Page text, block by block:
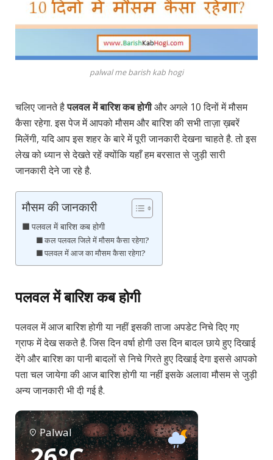
palwal me barish kab hogi
चलिए जानते हैपलवल में बारिश कब होगीऔर अगले 10 दिनों में मौसम
कैसा रहेगा. इस पेज में आपको मौसम और बारिश की सभी ताज़ा ख़बरें
मिलेंगी, यदि आप इस शहर के बारे में पूरी जानकारी देखना चाहते है. तो इस
लेख को ध्यान से देखते रहें क्योंकि यहाँ हम बरसात से जुड़ी सारी
जानकारी देने जा रहे है.
मौसम की जानकारी
पलवल में बारिश कब होगी
कल पलवल जिले में मौसम कैसा रहेगा?
पलवल में आज का मौसम कैसा रहेगा?
पलवल में बारिश कब होगी
पलवल में आज बारिश होगी या नहीं इसकी ताजा अपडेट निचे दिए गए
ग्राफ में देख सकते है. जिस दिन वर्षा होगी उस दिन बादल छाये हुए दिखाई
देंगे और बारिश का पानी बादलों से निचे गिरते हुए दिखाई देगा इससे आपको
पता चल जायेगा की आज बारिश होगी या नहीं इसके अलावा मौसम से जुड़ी
अन्य जानकारी भी दी गई है.
Palwal